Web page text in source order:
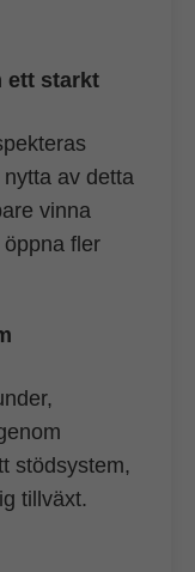
ett starkt
av detta
vinna
fler
stödsystem,
tillväxt.